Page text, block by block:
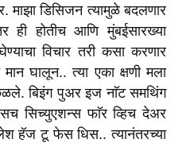
माझा डिसिजन त्यामुळे बदलणार
ही होतीच आणि मुंबईसारख्या
विचार तरी कसा करणार
मान घालून.. त्या एका क्षणी मला
बिइंग पुअर इज नाॅट समथिंग
सिच्युएशन्स फाॅर व्हिच देअर
हॅज टू फेस धिस.. त्यानंतरच्या